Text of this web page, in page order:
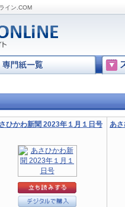
イン.COM
ひかわ新聞 2023年１月１日号 あ